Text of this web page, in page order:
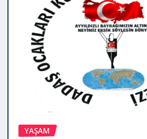
YAŞAM